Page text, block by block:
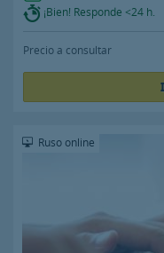
¡Bien! Responde <24 h.
Precio a consultar
Ruso online